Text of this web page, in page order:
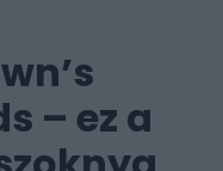
– ez a